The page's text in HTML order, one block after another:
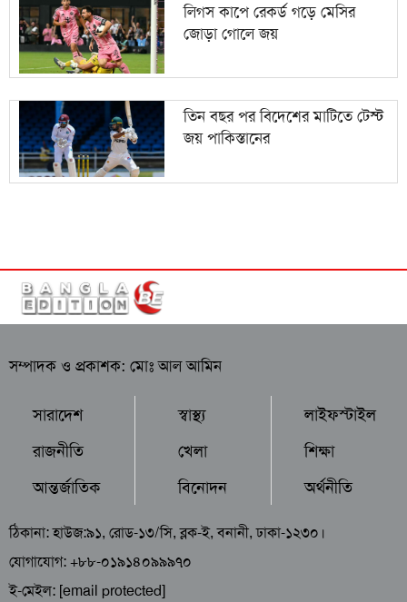
লিগস কাপে রেকর্ড গড়ে মেসির
জোড়া গোলে জয়
তিন বছর পর বিদেশের মাটিতে টেস্ট
জয় পাকিস্তানের
সম্পাদক ও প্রকাশক: মোঃ আল আমিন
সারাদেশ
রাজনীতি
আন্তর্জাতিক
স্বাস্থ্য
খেলা
বিনোদন
লাইফস্টাইল
শিক্ষা
অর্থনীতি
ঠিকানা: হাউজ:৯১, রোড-১৩/সি, ব্লক-ই, বনানী, ঢাকা-১২৩০।
যোগাযোগ: +৮৮-০১৯১৪০৯৯৯৭০
ই-মেইল: [email protected]